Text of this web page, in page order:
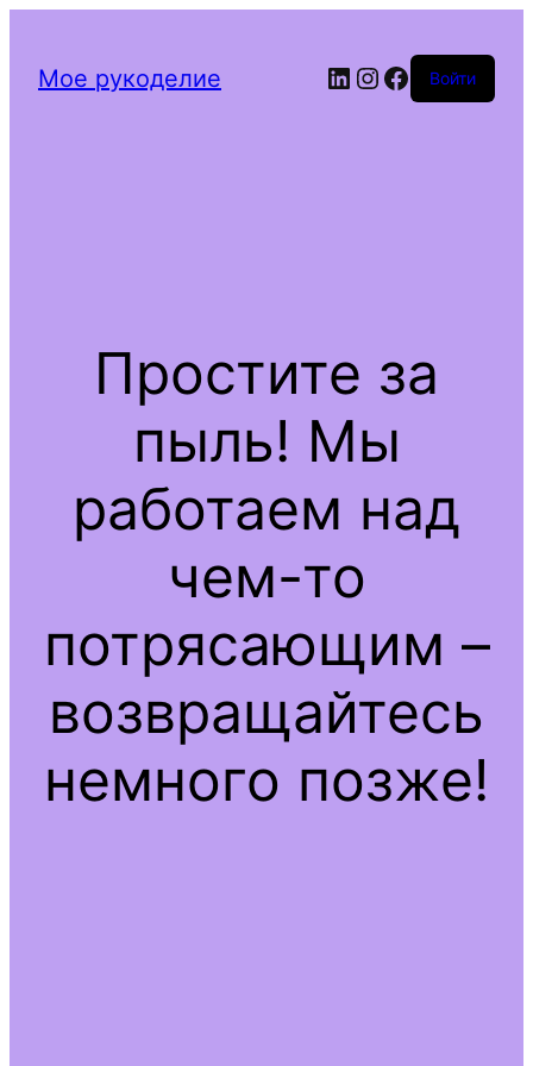
Мое рукоделие Войти
Простите за
пыль! Мы
работаем над
чем-то
потрясающим –
возвращайтесь
немного позже!